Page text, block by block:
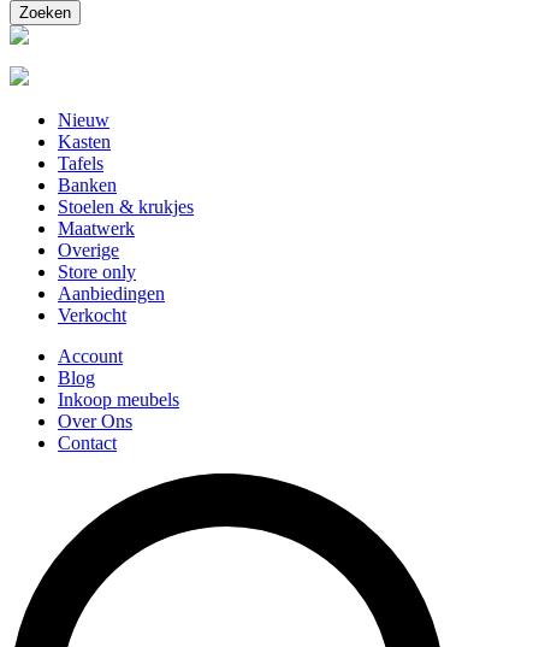
Nieuw
Kasten
Tafels
Banken
Stoelen & krukjes
Maatwerk
Overige
Store only
Aanbiedingen
Verkocht
Account
Blog
Inkoop meubels
Over Ons
Contact